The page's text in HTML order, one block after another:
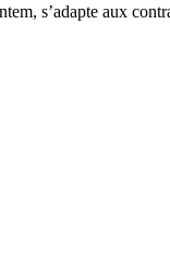
s’adapte aux